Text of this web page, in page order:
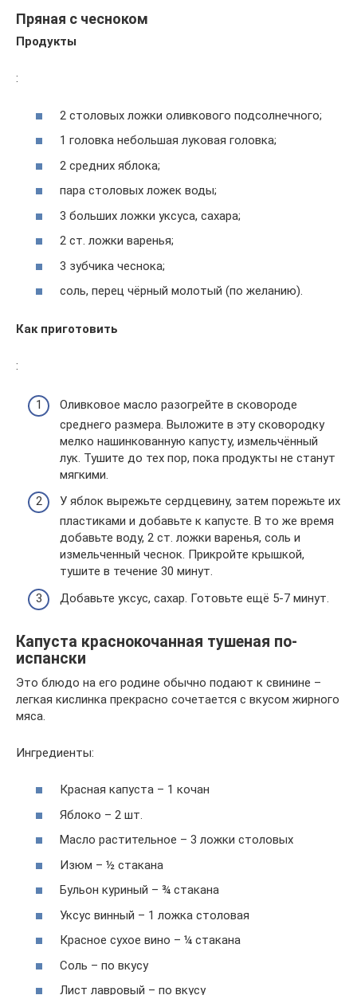
Пряная с чесноком
Продукты
:
2 столовых ложки оливкового подсолнечного;
1 головка небольшая луковая головка;
2 средних яблока;
пара столовых ложек воды;
3 больших ложки уксуса, сахара;
2 ст. ложки варенья;
3 зубчика чеснока;
соль, перец чёрный молотый (по желанию).
Как приготовить
:
Оливковое масло разогрейте в сковороде
среднего размера. Выложите в эту сковородку
мелко нашинкованную капусту, измельчённый
лук. Тушите до тех пор, пока продукты не станут
мягкими.
У яблок вырежьте сердцевину, затем порежьте их
пластиками и добавьте к капусте. В то же время
добавьте воду, 2 ст. ложки варенья, соль и
измельченный чеснок. Прикройте крышкой,
тушите в течение 30 минут.
Добавьте уксус, сахар. Готовьте ещё 5-7 минут.
Капуста краснокочанная тушеная по-
испански
Это блюдо на его родине обычно подают к свинине –
легкая кислинка прекрасно сочетается с вкусом жирного
мяса.
Ингредиенты:
Красная капуста – 1 кочан
Яблоко – 2 шт.
Масло растительное – 3 ложки столовых
Изюм – ½ стакана
Бульон куриный – ¾ стакана
Уксус винный – 1 ложка столовая
Красное сухое вино – ¼ стакана
Соль – по вкусу
Лист лавровый – по вкусу